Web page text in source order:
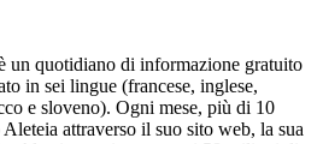
un quotidiano di informazione gratuito
in sei lingue (francese, inglese,
e sloveno). Ogni mese, più di 10
attraverso il suo sito web, la sua